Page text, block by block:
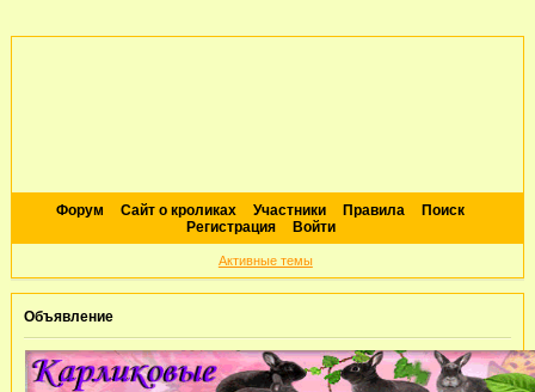
Форум Сайт о кроликах Участники Правила
Поиск
Регистрация
Войти
Активные темы
Объявление